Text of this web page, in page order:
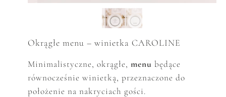
Okrągłe menu – winietka CAROLINE
Minimalistyczne, okrągłe, menu będące
równocześnie winietką, przeznaczone do
położenie na nakryciach gości.